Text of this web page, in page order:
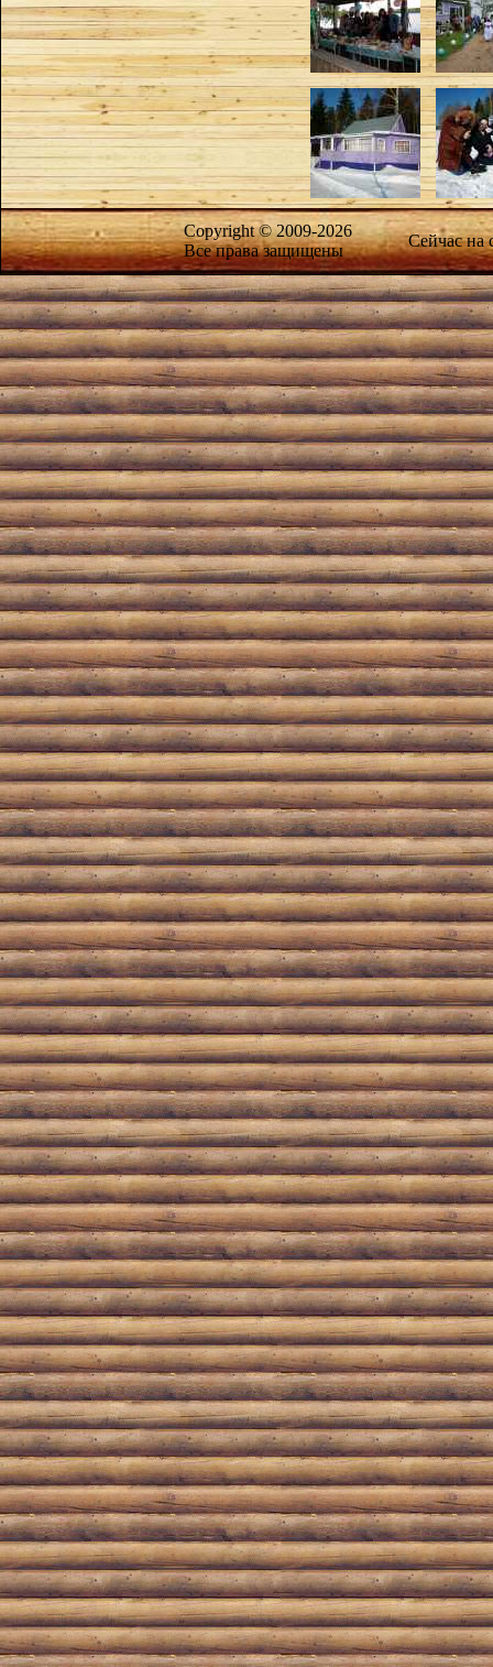
Copyright © 2009-2026
Все права защищены
Сейчас на